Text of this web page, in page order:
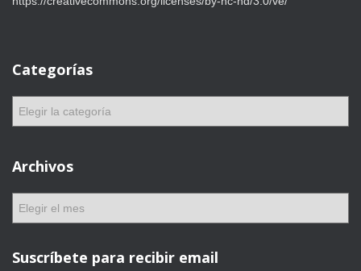
Categorías
g
o
s
Archivos
h
Suscríbete para recibir email